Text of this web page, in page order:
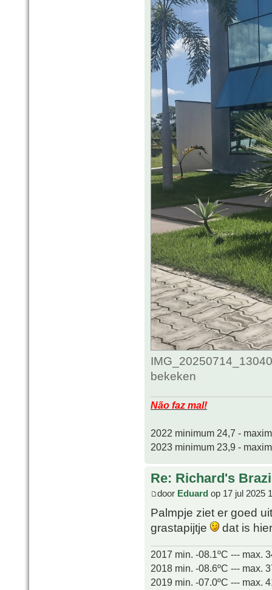
bekeken
Não faz mal!
2022 minimum 24,7 -
2023 minimum 23,9 -
Re: Richard's
door Eduard op 17 jul 2025
Palmpje ziet er goed
grastapijtje
dat is
2017 min. -08.1ºC --- max.
2018 min. -08.6ºC --- max.
2019 min. -07.0ºC --- max.